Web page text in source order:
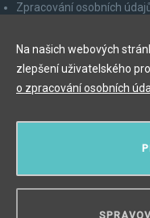
Zpracování osobních
Odhlášení z newsletteru
Myslíková 245/3, 110 00
Na našich webových
zlepšení uživatelského
o zpracování osobních